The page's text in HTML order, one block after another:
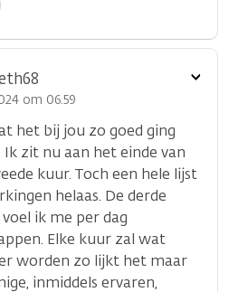
om 06.59
het bij jou zo goed ging
Ik zit nu aan het einde van
kuur. Toch een hele lijst
helaas. De derde
ik me per dag
Elke kuur zal wat
worden zo lijkt het maar
inmiddels ervaren,
Toon